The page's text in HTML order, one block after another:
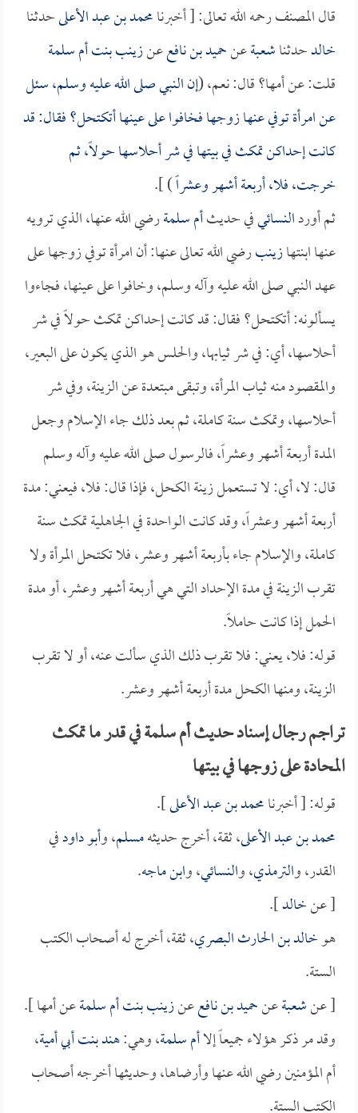
قال المصنف رحمه الله تعالى: [ أخبرنامحمد بن عبد الأعلىحدثنا
خالدحدثناشعبةعنحميد بن نافععنزينب بنت أم سلمة
قلت: عن أمها؟ قال: نعم، (إن النبي صلى الله عليه وسلم، سئل
عن امرأة توفي عنها زوجها فخافوا على عينها أتكتحل؟ فقال: قد
كانت إحداكن تمكث في بيتها في شر أحلاسها حولاً، ثم
خرجت، فلا، أربعة أشهر وعشراً) ].
ثم أوردالنسائيفي حديثأم سلمةرضي الله عنها، الذي ترويه
عنها ابنتهازينبرضي الله تعالى عنها: أن امرأة توفي زوجها على
عهد النبي صلى الله عليه وآله وسلم، وخافوا على عينها، فجاءوا
يسألونه: أتكتحل؟ فقال: قد كانت إحداكن تمكث حولاً في شر
أحلاسها، أي: في شر ثيابها، والحلس هو الذي يكون على البعير،
والمقصود منه ثياب المرأة، وتبقى مبتعدة عن الزينة، وفي شر
أحلاسها، وتمكث سنة كاملة، ثم بعد ذلك جاء الإسلام وجعل
المدة أربعة أشهر وعشراً، فالرسول صلى الله عليه وآله وسلم
قال: لا، أي: لا تستعمل زينة الكحل، فإذا قال: فلا، فيعني: مدة
أربعة أشهر وعشراً، وقد كانت الواحدة في الجاهلية تمكث سنة
كاملة، والإسلام جاء بأربعة أشهر وعشر، فلا تكتحل المرأة ولا
تقرب الزينة في مدة الإحداد التي هي أربعة أشهر وعشر، أو مدة
الحمل إذا كانت حاملاً.
قوله: فلا، يعني: فلا تقرب ذلك الذي سألت عنه، أو لا تقرب
الزينة، ومنها الكحل مدة أربعة أشهر وعشر.
تراجم رجال إسناد حديث أم سلمة في قدر ما تمكث
المحادة على زوجها في بيتها
قوله: [ أخبرنامحمد بن عبد الأعلى].
محمد بن عبد الأعلى، ثقة، أخرج حديثهمسلم، وأبو داودفي
القدر، والترمذي، والنسائي، وابن ماجه.
[ عنخالد].
هوخالد بن الحارث البصري، ثقة، أخرج له أصحاب الكتب
الستة.
[ عنشعبةعنحميد بن نافععنزينب بنت أم سلمةعن أمها ].
وقد مر ذكر هؤلاء جميعاً إلاأم سلمة، وهي:هند بنت أبي أمية،
أم المؤمنين رضي الله عنها وأرضاها، وحديثها أخرجه أصحاب